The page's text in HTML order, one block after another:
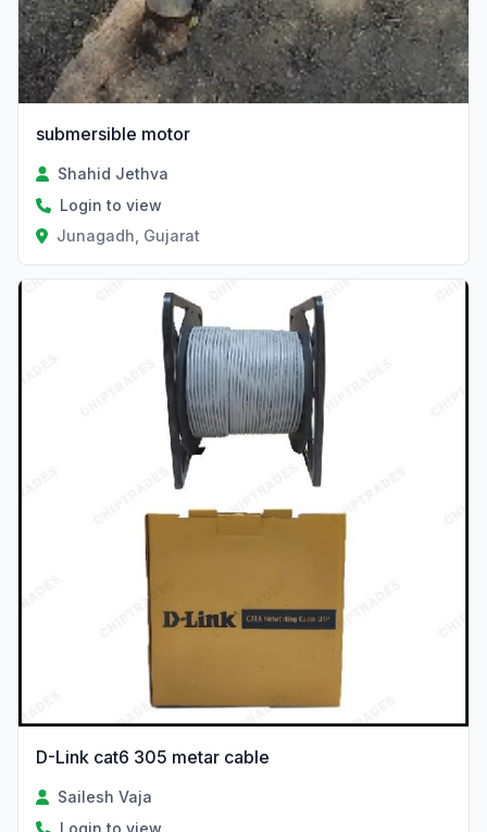
submersible motor
Shahid Jethva
Login to view
Junagadh, Gujarat
D-Link cat6 305 metar cable
Sailesh Vaja